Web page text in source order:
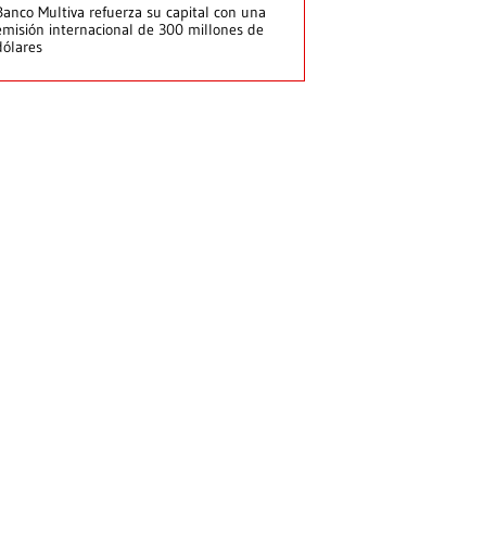
Multiva refuerza su capital con una
internacional de 300 millones de